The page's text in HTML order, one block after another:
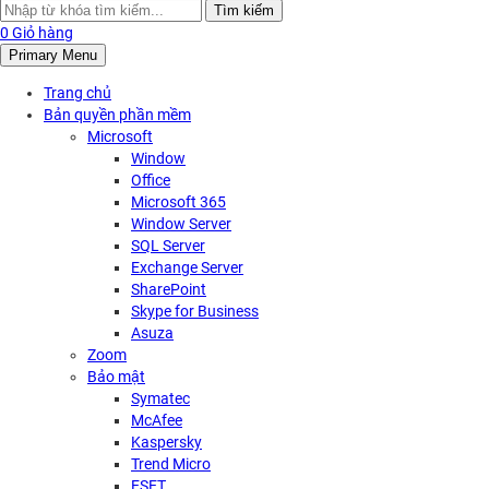
Search
for:
Tìm kiếm
0 Giỏ hàng
Primary Menu
Trang chủ
Bản quyền phần mềm
Microsoft
Window
Office
Microsoft 365
Window Server
SQL Server
Exchange Server
SharePoint
Skype for Business
Asuza
Zoom
Bảo mật
Symatec
McAfee
Kaspersky
Trend Micro